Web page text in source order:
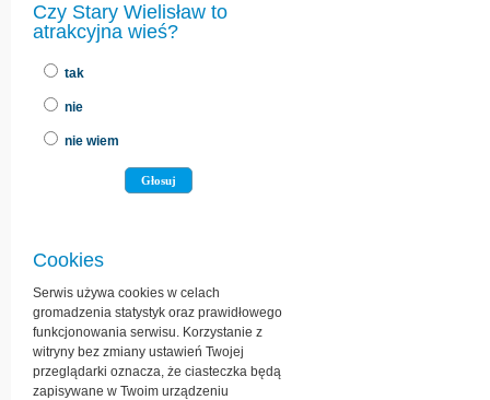
Czy Stary Wielisław to
atrakcyjna wieś?
tak
nie
nie wiem
Cookies
Serwis używa cookies w celach
gromadzenia statystyk oraz prawidłowego
funkcjonowania serwisu. Korzystanie z
witryny bez zmiany ustawień Twojej
przeglądarki oznacza, że ciasteczka będą
zapisywane w Twoim urządzeniu